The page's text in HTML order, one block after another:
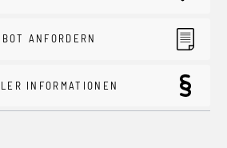
ANFORDERN
INFORMATIONEN